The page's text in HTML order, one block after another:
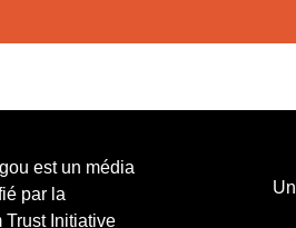
est un média
par la
Trust Initiative